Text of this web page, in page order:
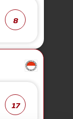
8
17